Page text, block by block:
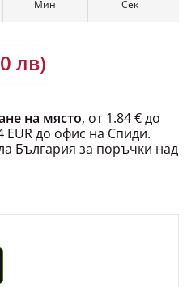
лв)
на място
EUR до офис на Спиди.
България за поръчки над